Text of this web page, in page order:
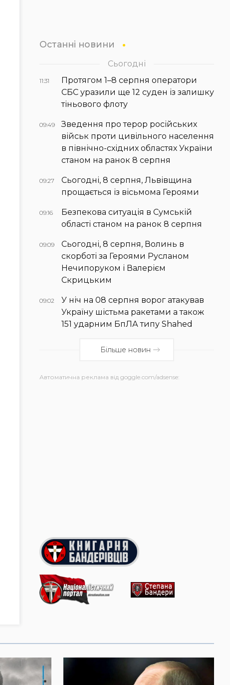
Останні новини
Сьогодні
11:31
Протягом 1–8 серпня оператори
СБС уразили ще 12 суден із залишку
тіньового флоту
09:49
Зведення про терор російських
військ проти цивільного населення
в північно-східних областях України
станом на ранок 8 серпня
09:27
Сьогодні, 8 серпня, Львівщина
прощається із вісьмома Героями
09:16
Безпекова ситуація в Сумській
області станом на ранок 8 серпня
09:09
Сьогодні, 8 серпня, Волинь в
скорботі за Героями Русланом
Нечипоруком і Валерієм
Скрицьким
09:02
У ніч на 08 серпня ворог атакував
Україну шістьма ракетами а також
151 ударним БпЛА типу Shahed
Більше новин
Автоматична реклама від goggle.com/adsense: